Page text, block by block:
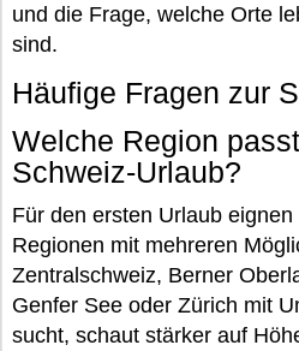
und die Frage, welche Orte
sind.
Häufige Fragen zur
Welche Region
Schweiz-Urlaub?
Für den ersten Urlaub
Regionen mit mehreren
Zentralschweiz, Berner
Genfer See oder Zürich mit
sucht, schaut stärker auf